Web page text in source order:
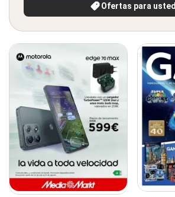
Ofertas para usted